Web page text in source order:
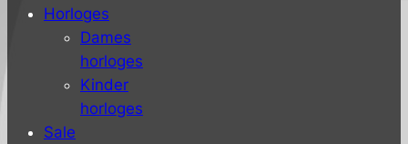
Horloges
Dames
horloges
Kinder
horloges
Sale